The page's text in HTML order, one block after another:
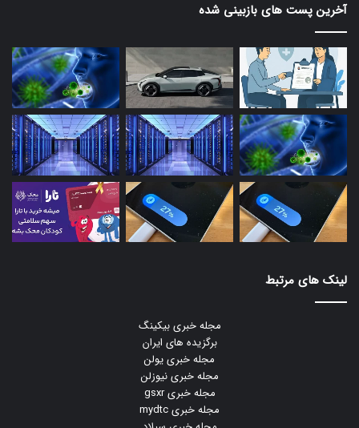
آخرین پست های بازبینی شده
لینک های مرتبط
مجله خبری بیکینگ
برگزیده های ایران
مجله خبری یولن
مجله خبری نیوزلن
مجله خبری gsxr
مجله خبری mydtc